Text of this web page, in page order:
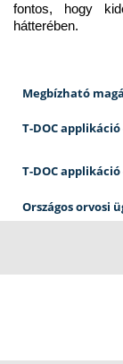
fontos, hogy
hátterében.
Megbízható
T-DOC applikáció
T-DOC
Országos orvosi